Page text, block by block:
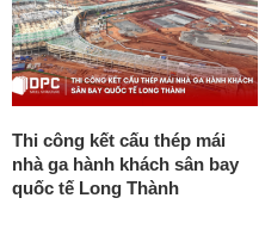
Thi công kết cấu thép mái
nhà ga hành khách sân bay
quốc tế Long Thành